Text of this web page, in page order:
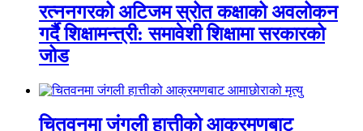
रत्ननगरको अटिजम स्रोत कक्षाको अवलोकन
गर्दै शिक्षामन्त्री: समावेशी शिक्षामा सरकारको
जोड
चितवनमा जंगली हात्तीको आक्रमणबाट